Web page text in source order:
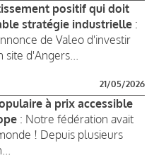
positif qui doit
stratégie industrielle :
de Valeo d'investir
d'Angers...
21/05/2026
à prix accessible
: Notre fédération avait
! Depuis plusieurs